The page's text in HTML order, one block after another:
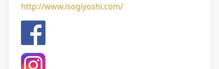
http://www.isogiyoshi.com/